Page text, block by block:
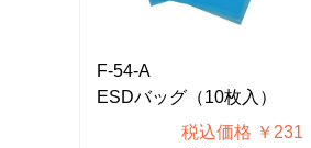
F-54-A
ESDバッグ（10枚入）
税込価格 ￥231